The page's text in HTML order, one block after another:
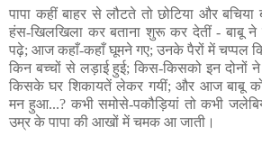
पापा कहीं बाहर से लौटते तो छोटिया और बचिया
हंस-खिलखिला कर बताना शुरू कर देतीं - बाबू ने
पढ़े; आज कहाँ-कहाँ घूमने गए; उनके पैरों में चप्पल
किन बच्चों से लड़ाई हुई; किस-किसको इन दोनों
किसके घर शिकायतें लेकर गयीं; और आज बाबू को
मन हुआ...? कभी समोसे-पकौड़ियां तो कभी
उम्र के पापा की आखों में चमक आ जाती।